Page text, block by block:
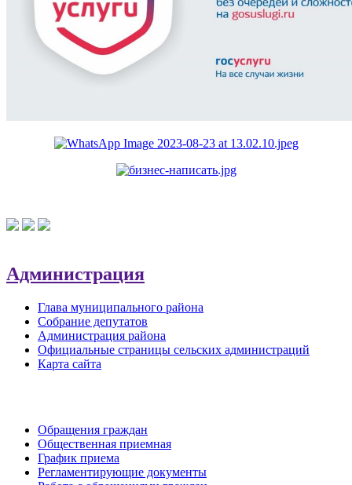
Администрация
Глава муниципального района
Собрание депутатов
Администрация района
Официальные страницы сельских администраций
Карта сайта
Обращения граждан
Общественная приемная
График приема
Регламентирующие документы